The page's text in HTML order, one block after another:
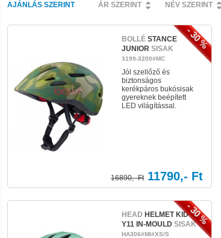
AJÁNLÁS SZERINT ÁR SZERINT NÉV SZERINT
- 30 %
BOLLÉ STANCE
JUNIOR SISAK
3199-3200#MC
Jól szellőző és
biztonságos
kerékpáros bukósisak
gyereknek beépített
LED világítással.
16890,- Ft 11790,- Ft
- 30 %
HEAD HELMET KID
Y11 IN-MOULD SISAK
HA306#MI#XS/S